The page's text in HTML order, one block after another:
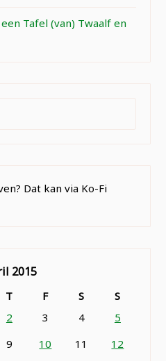
Tafel (van) Twaalf en
Dat kan via Ko-Fi
2015
T F S
S
2 3 4
5
9 10 11
12